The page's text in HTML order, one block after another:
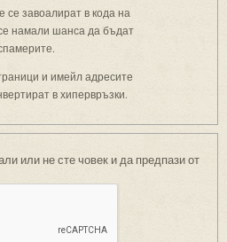
завоалират в кода на
намали шанса да бъдат
и имейл адресите
в хипервръзки.
или не сте човек и да предпази от